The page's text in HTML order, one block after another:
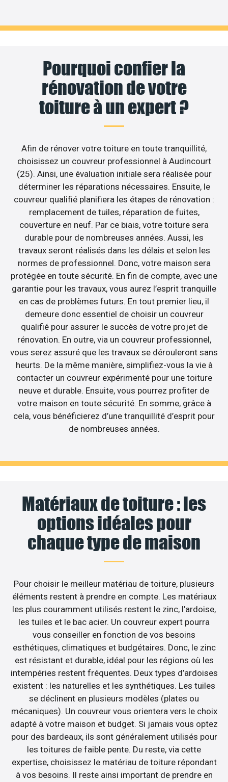
Pourquoi confier la
rénovation de votre
toiture à un expert ?
Afin de rénover votre toiture en toute tranquillité,
choisissez un couvreur professionnel à Audincourt
(25). Ainsi, une évaluation initiale sera réalisée pour
déterminer les réparations nécessaires. Ensuite, le
couvreur qualifié planifiera les étapes de rénovation :
remplacement de tuiles, réparation de fuites,
couverture en neuf. Par ce biais, votre toiture sera
durable pour de nombreuses années. Aussi, les
travaux seront réalisés dans les délais et selon les
normes de professionnel. Donc, votre maison sera
protégée en toute sécurité. En fin de compte, avec une
garantie pour les travaux, vous aurez l’esprit tranquille
en cas de problèmes futurs. En tout premier lieu, il
demeure donc essentiel de choisir un couvreur
qualifié pour assurer le succès de votre projet de
rénovation. En outre, via un couvreur professionnel,
vous serez assuré que les travaux se dérouleront sans
heurts. De la même manière, simplifiez-vous la vie à
contacter un couvreur expérimenté pour une toiture
neuve et durable. Ensuite, vous pourrez profiter de
votre maison en toute sécurité. En somme, grâce à
cela, vous bénéficierez d’une tranquillité d’esprit pour
de nombreuses années.
Matériaux de toiture : les
options idéales pour
chaque type de maison
Pour choisir le meilleur matériau de toiture, plusieurs
éléments restent à prendre en compte. Les matériaux
les plus couramment utilisés restent le zinc, l’ardoise,
les tuiles et le bac acier. Un couvreur expert pourra
vous conseiller en fonction de vos besoins
esthétiques, climatiques et budgétaires. Donc, le zinc
est résistant et durable, idéal pour les régions où les
intempéries restent fréquentes. Deux types d’ardoises
existent : les naturelles et les synthétiques. Les tuiles
se déclinent en plusieurs modèles (plates ou
mécaniques). Un couvreur vous orientera vers le choix
adapté à votre maison et budget. Si jamais vous optez
pour des bardeaux, ils sont généralement utilisés pour
les toitures de faible pente. Du reste, via cette
expertise, choisissez le matériau de toiture répondant
à vos besoins. Il reste ainsi important de prendre en